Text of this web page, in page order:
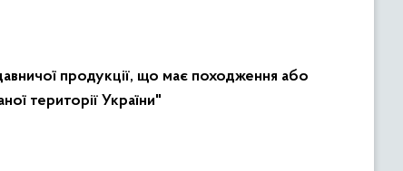
продукції, що має походження або
території України"